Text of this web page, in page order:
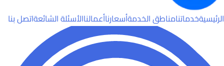
الرئيسيةخدماتنامناطق الخدمةأسعارناأعمالناالأسئلة الشائعةاتصل بنا